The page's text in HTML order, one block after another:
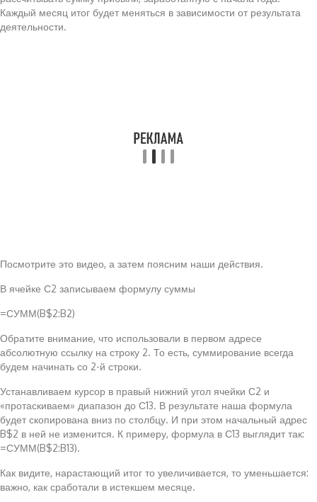
Каждый месяц итог будет меняться в зависимости от результата
деятельности.
Посмотрите это видео, а затем поясним наши действия.
В ячейке С2 записываем формулу суммы
=СУММ(B$2:B2)
Обратите внимание, что использовали в первом адресе
абсолютную ссылку на строку 2. То есть, суммирование всегда
будем начинать со 2-й строки.
Устанавливаем курсор в правый нижний угол ячейки С2 и
«протаскиваем» диапазон до С13. В результате наша формула
будет скопирована вниз по столбцу. И при этом начальный адрес
B$2 в ней не изменится. К примеру, формула в С13 выглядит так:
=СУММ(B$2:B13).
Как видите, нарастающий итог то увеличивается, то уменьшается:
важно, как сработали в истекшем месяце.